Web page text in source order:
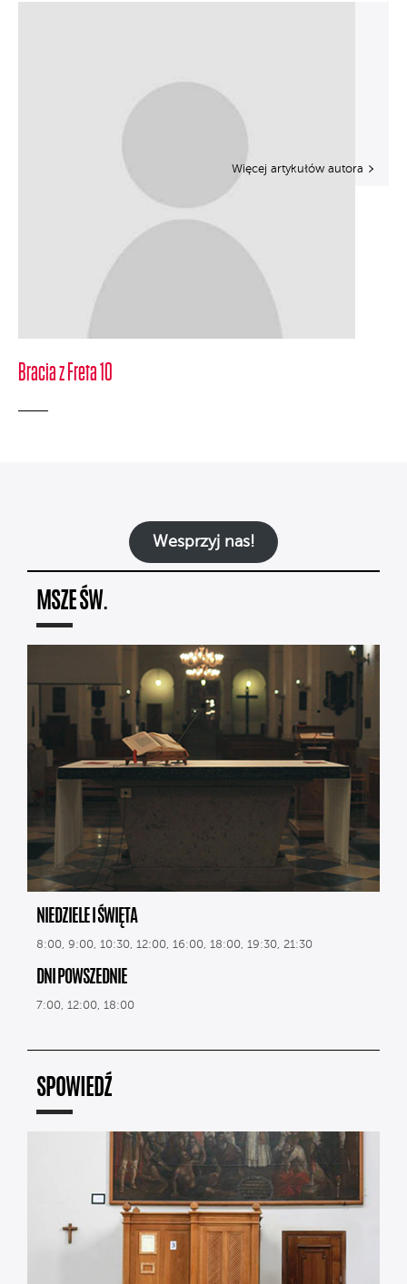
Bracia z Freta 10
Więcej artykułów autora
Wesprzyj nas!
MSZE ŚW.
NIEDZIELE I ŚWIĘTA
8:00, 9:00, 10:30, 12:00, 16:00, 18:00, 19:30, 21:30
DNI POWSZEDNIE
7:00, 12:00, 18:00
SPOWIEDŹ